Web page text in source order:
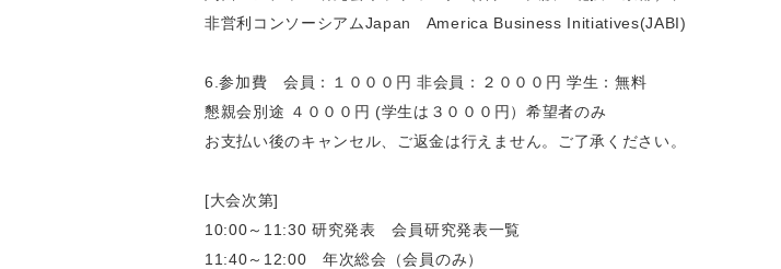
非営利コンソーシアムJapan America Business Initiatives(JABI)
6.参加費 会員：１０００円 非会員：２０００円 学生：無料
懇親会別途 ４０００円 (学生は３０００円）希望者のみ
お支払い後のキャンセル、ご返金は行えません。ご了承ください。
[大会次第]
10:00～11:30 研究発表 会員研究発表一覧
11:40～12:00 年次総会（会員のみ）